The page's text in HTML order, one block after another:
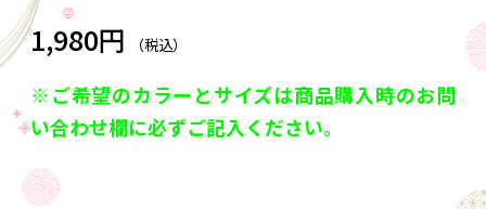
1,980円 （税込）
※ご希望のカラーとサイズは商品購入時のお問
い合わせ欄に必ずご記入ください。